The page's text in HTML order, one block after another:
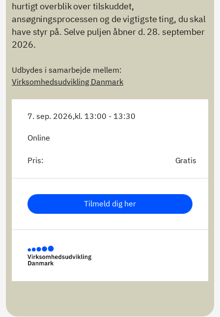
hurtigt overblik over tilskuddet,
ansøgningsprocessen og de vigtigste ting, du skal
have styr på. Selve puljen åbner d. 28. september
2026.
Udbydes i samarbejde mellem:
Virksomhedsudvikling Danmark
7. sep. 2026,kl. 13:00 - 13:30
Online
Pris: Gratis
Tilmeld dig her